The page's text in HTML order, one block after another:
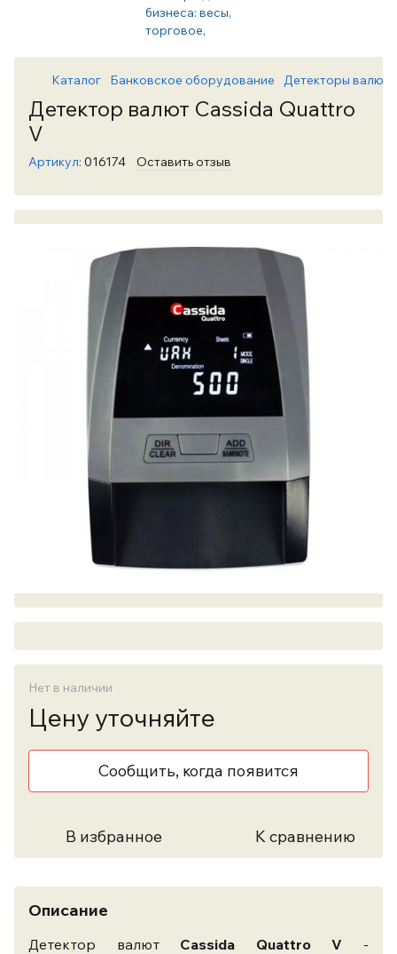
Каталог Банковское оборудование Детекторы валют
Детектор валют Cassida Quattro
V
Артикул: 016174 Оставить отзыв
Нет в наличии
Цену уточняйте
Сообщить, когда появится
В избранное К сравнению
Описание
Детектор валют Cassida Quattro V -